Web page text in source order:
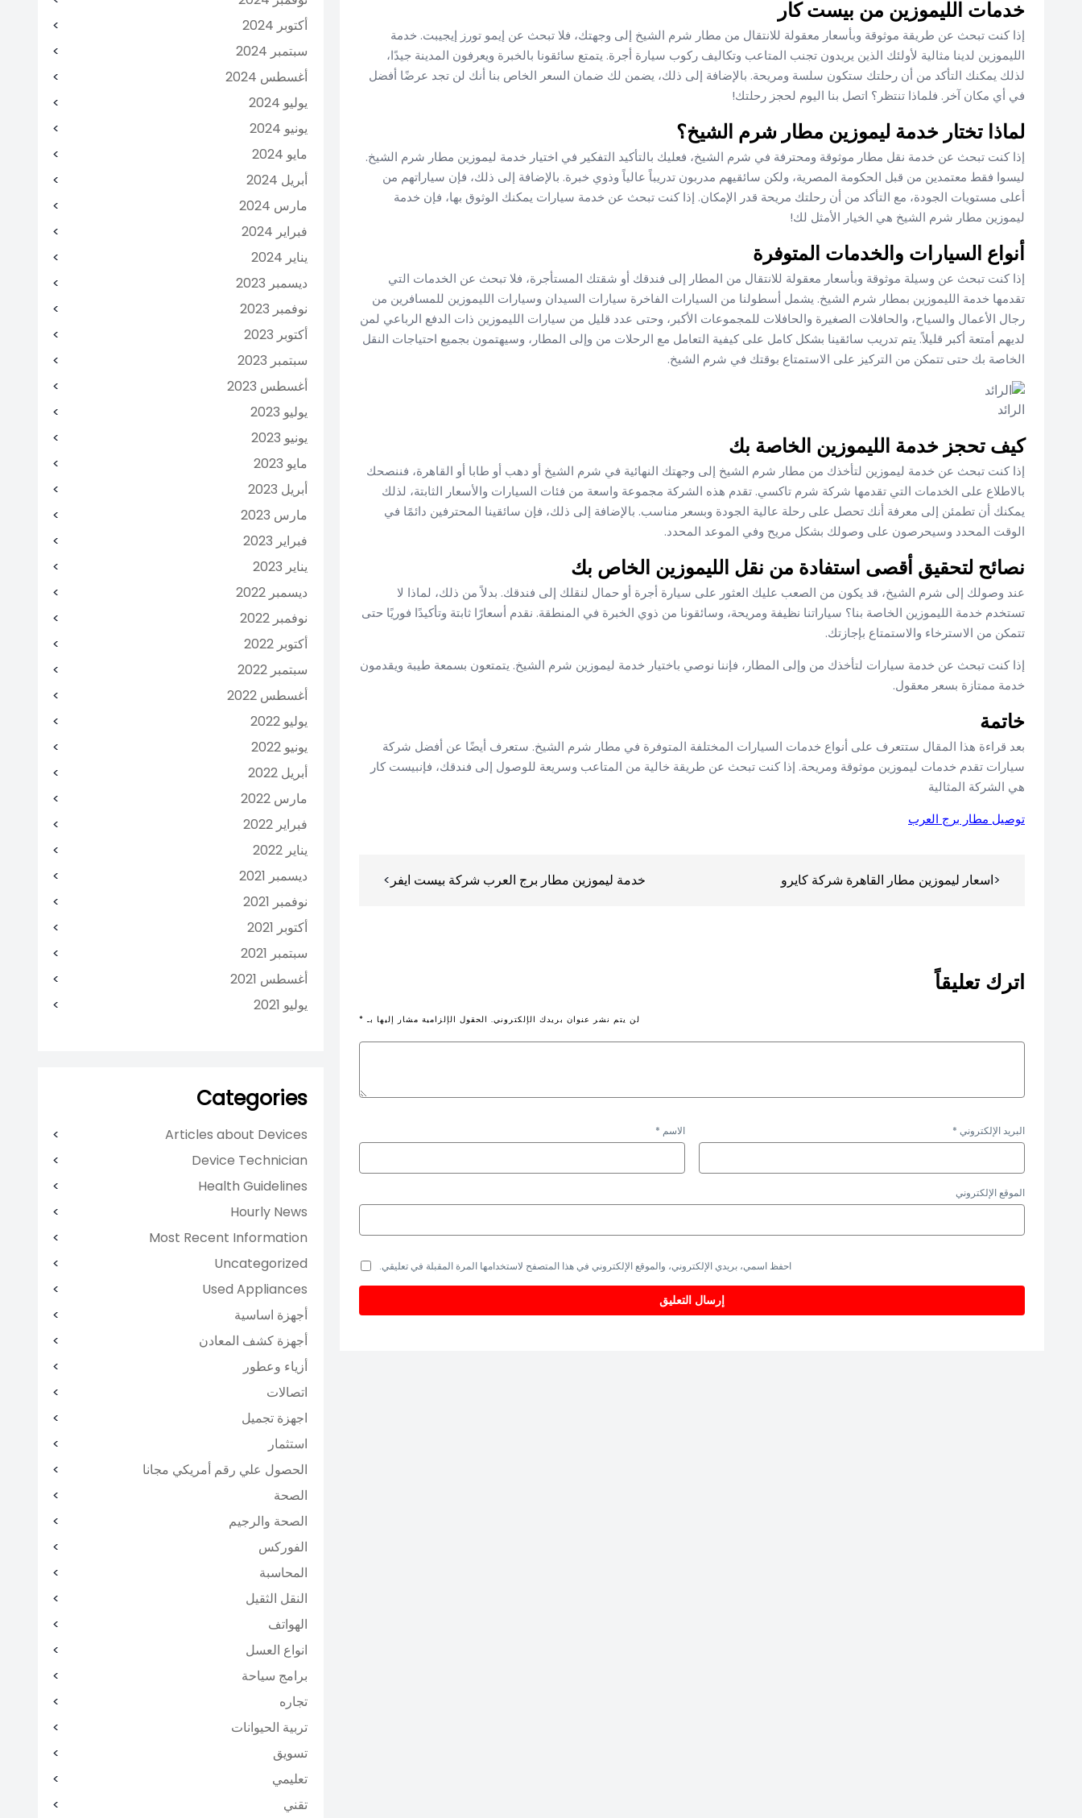
خدمات الليموزين من بيست كار
إذا كنت تبحث عن طريقة موثوقة وبأسعار معقولة للانتقال من مطار شرم الشيخ إلى وجهتك، فلا تبحث عن إيمو تورز إيجيبت. خدمة
الليموزين لدينا مثالية لأولئك الذين يريدون تجنب المتاعب وتكاليف ركوب سيارة أجرة. يتمتع سائقونا بالخبرة ويعرفون المدينة جيدًا،
لذلك يمكنك التأكد من أن رحلتك ستكون سلسة ومريحة. بالإضافة إلى ذلك، يضمن لك ضمان السعر الخاص بنا أنك لن تجد عرضًا أفضل
في أي مكان آخر. فلماذا تنتظر؟ اتصل بنا اليوم لحجز رحلتك!
لماذا تختار خدمة ليموزين مطار شرم الشيخ؟
إذا كنت تبحث عن خدمة نقل مطار موثوقة ومحترفة في شرم الشيخ، فعليك بالتأكيد التفكير في اختيار خدمة ليموزين مطار شرم الشيخ.
ليسوا فقط معتمدين من قبل الحكومة المصرية، ولكن سائقيهم مدربون تدريباً عالياً وذوي خبرة. بالإضافة إلى ذلك، فإن سياراتهم من
أعلى مستويات الجودة، مع التأكد من أن رحلتك مريحة قدر الإمكان. إذا كنت تبحث عن خدمة سيارات يمكنك الوثوق بها، فإن خدمة
ليموزين مطار شرم الشيخ هي الخيار الأمثل لك!
أنواع السيارات والخدمات المتوفرة
إذا كنت تبحث عن وسيلة موثوقة وبأسعار معقولة للانتقال من المطار إلى فندقك أو شقتك المستأجرة، فلا تبحث عن الخدمات التي
تقدمها خدمة الليموزين بمطار شرم الشيخ. يشمل أسطولنا من السيارات الفاخرة سيارات السيدان وسيارات الليموزين للمسافرين من
رجال الأعمال والسياح، والحافلات الصغيرة والحافلات للمجموعات الأكبر، وحتى عدد قليل من سيارات الليموزين ذات الدفع الرباعي لمن
لديهم أمتعة أكبر قليلاً. يتم تدريب سائقينا بشكل كامل على كيفية التعامل مع الرحلات من وإلى المطار، وسيهتمون بجميع احتياجات النقل
الخاصة بك حتى تتمكن من التركيز على الاستمتاع بوقتك في شرم الشيخ.
الرائد
كيف تحجز خدمة الليموزين الخاصة بك
إذا كنت تبحث عن خدمة ليموزين لتأخذك من مطار شرم الشيخ إلى وجهتك النهائية في شرم الشيخ أو دهب أو طابا أو القاهرة، فننصحك
بالاطلاع على الخدمات التي تقدمها شركة شرم تاكسي. تقدم هذه الشركة مجموعة واسعة من فئات السيارات والأسعار الثابتة، لذلك
يمكنك أن تطمئن إلى معرفة أنك تحصل على رحلة عالية الجودة وبسعر مناسب. بالإضافة إلى ذلك، فإن سائقينا المحترفين دائمًا في
الوقت المحدد وسيحرصون على وصولك بشكل مريح وفي الموعد المحدد.
نصائح لتحقيق أقصى استفادة من نقل الليموزين الخاص بك
عند وصولك إلى شرم الشيخ، قد يكون من الصعب عليك العثور على سيارة أجرة أو حمال لنقلك إلى فندقك. بدلاً من ذلك، لماذا لا
تستخدم خدمة الليموزين الخاصة بنا؟ سياراتنا نظيفة ومريحة، وسائقونا من ذوي الخبرة في المنطقة. نقدم أسعارًا ثابتة وتأكيدًا فوريًا حتى
تتمكن من الاسترخاء والاستمتاع بإجازتك.
إذا كنت تبحث عن خدمة سيارات لتأخذك من وإلى المطار، فإننا نوصي باختيار خدمة ليموزين شرم الشيخ. يتمتعون بسمعة طيبة ويقدمون
خدمة ممتازة بسعر معقول.
خاتمة
بعد قراءة هذا المقال ستتعرف على أنواع خدمات السيارات المختلفة المتوفرة في مطار شرم الشيخ. ستعرف أيضًا عن أفضل شركة
سيارات تقدم خدمات ليموزين موثوقة ومريحة. إذا كنت تبحث عن طريقة خالية من المتاعب وسريعة للوصول إلى فندقك، فإنبيست كار
هي الشركة المثالية
توصيل مطار برج العرب
المقالاتاسعار ليموزين مطار القاهرة شركة كايرو خدمة ليموزين مطار برج العرب شركة بيست ايفر
اترك تعليقاً
لن يتم نشر عنوان بريدك الإلكتروني. الحقول الإلزامية مشار إليها بـ *
الاسم * البريد الإلكتروني *
الموقع الإلكتروني
احفظ اسمي، بريدي الإلكتروني، والموقع الإلكتروني في هذا المتصفح لاستخدامها المرة المقبلة في تعليقي.
أكتوبر 2024
سبتمبر 2024
أغسطس 2024
يوليو 2024
يونيو 2024
مايو 2024
أبريل 2024
مارس 2024
فبراير 2024
يناير 2024
ديسمبر 2023
نوفمبر 2023
أكتوبر 2023
سبتمبر 2023
أغسطس 2023
يوليو 2023
يونيو 2023
مايو 2023
أبريل 2023
مارس 2023
فبراير 2023
يناير 2023
ديسمبر 2022
نوفمبر 2022
أكتوبر 2022
سبتمبر 2022
أغسطس 2022
يوليو 2022
يونيو 2022
أبريل 2022
مارس 2022
فبراير 2022
يناير 2022
ديسمبر 2021
نوفمبر 2021
أكتوبر 2021
سبتمبر 2021
أغسطس 2021
يوليو 2021
Categories
Articles about Devices
Device Technician
Health Guidelines
Hourly News
Most Recent Information
Uncategorized
Used Appliances
أجهزة اساسية
أجهزة كشف المعادن
أزياء وعطور
اتصالات
اجهزة تجميل
استثمار
الحصول علي رقم أمريكي مجانا
الصحة
الصحة والرجيم
الفوركس
المحاسبة
النقل الثقيل
الهواتف
انواع العسل
برامج سياحة
تجاره
تربية الحيوانات
تسويق
تعليمي
تقني